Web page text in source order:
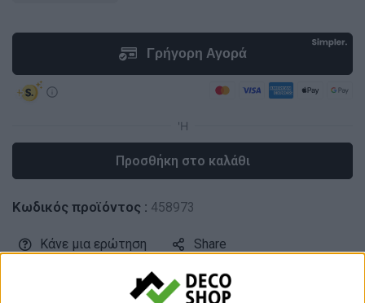
Προσθήκη στο καλάθι
Κωδικός προϊόντος : 458973
Κάνε μια ερώτηση Share
Βαριά προιοντα